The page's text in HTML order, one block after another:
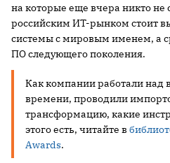
на которые еще вчера никто не
российским ИТ-рынком стоит
системы с мировым именем, а
ПО следующего поколения.
Как компании работали над
времени, проводили
трансформацию, какие
этого есть, читайте в
Awards.